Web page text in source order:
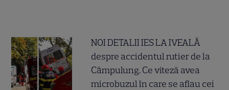
NOI DETALII IES LA IVEALĂ
despre accidentul rutier de la
Câmpulung. Ce viteză avea
microbuzul în care se aflau cei